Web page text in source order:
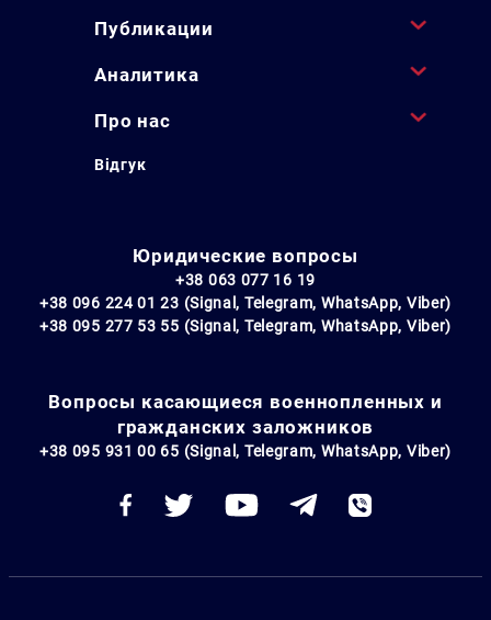
Публикации
Аналитика
Про нас
Відгук
Юридические вопросы
+38 063 077 16 19
+38 096 224 01 23 (Signal, Telegram, WhatsApp, Viber)
+38 095 277 53 55 (Signal, Telegram, WhatsApp, Viber)
Вопросы касающиеся военнопленных и
гражданских заложников
+38 095 931 00 65 (Signal, Telegram, WhatsApp, Viber)